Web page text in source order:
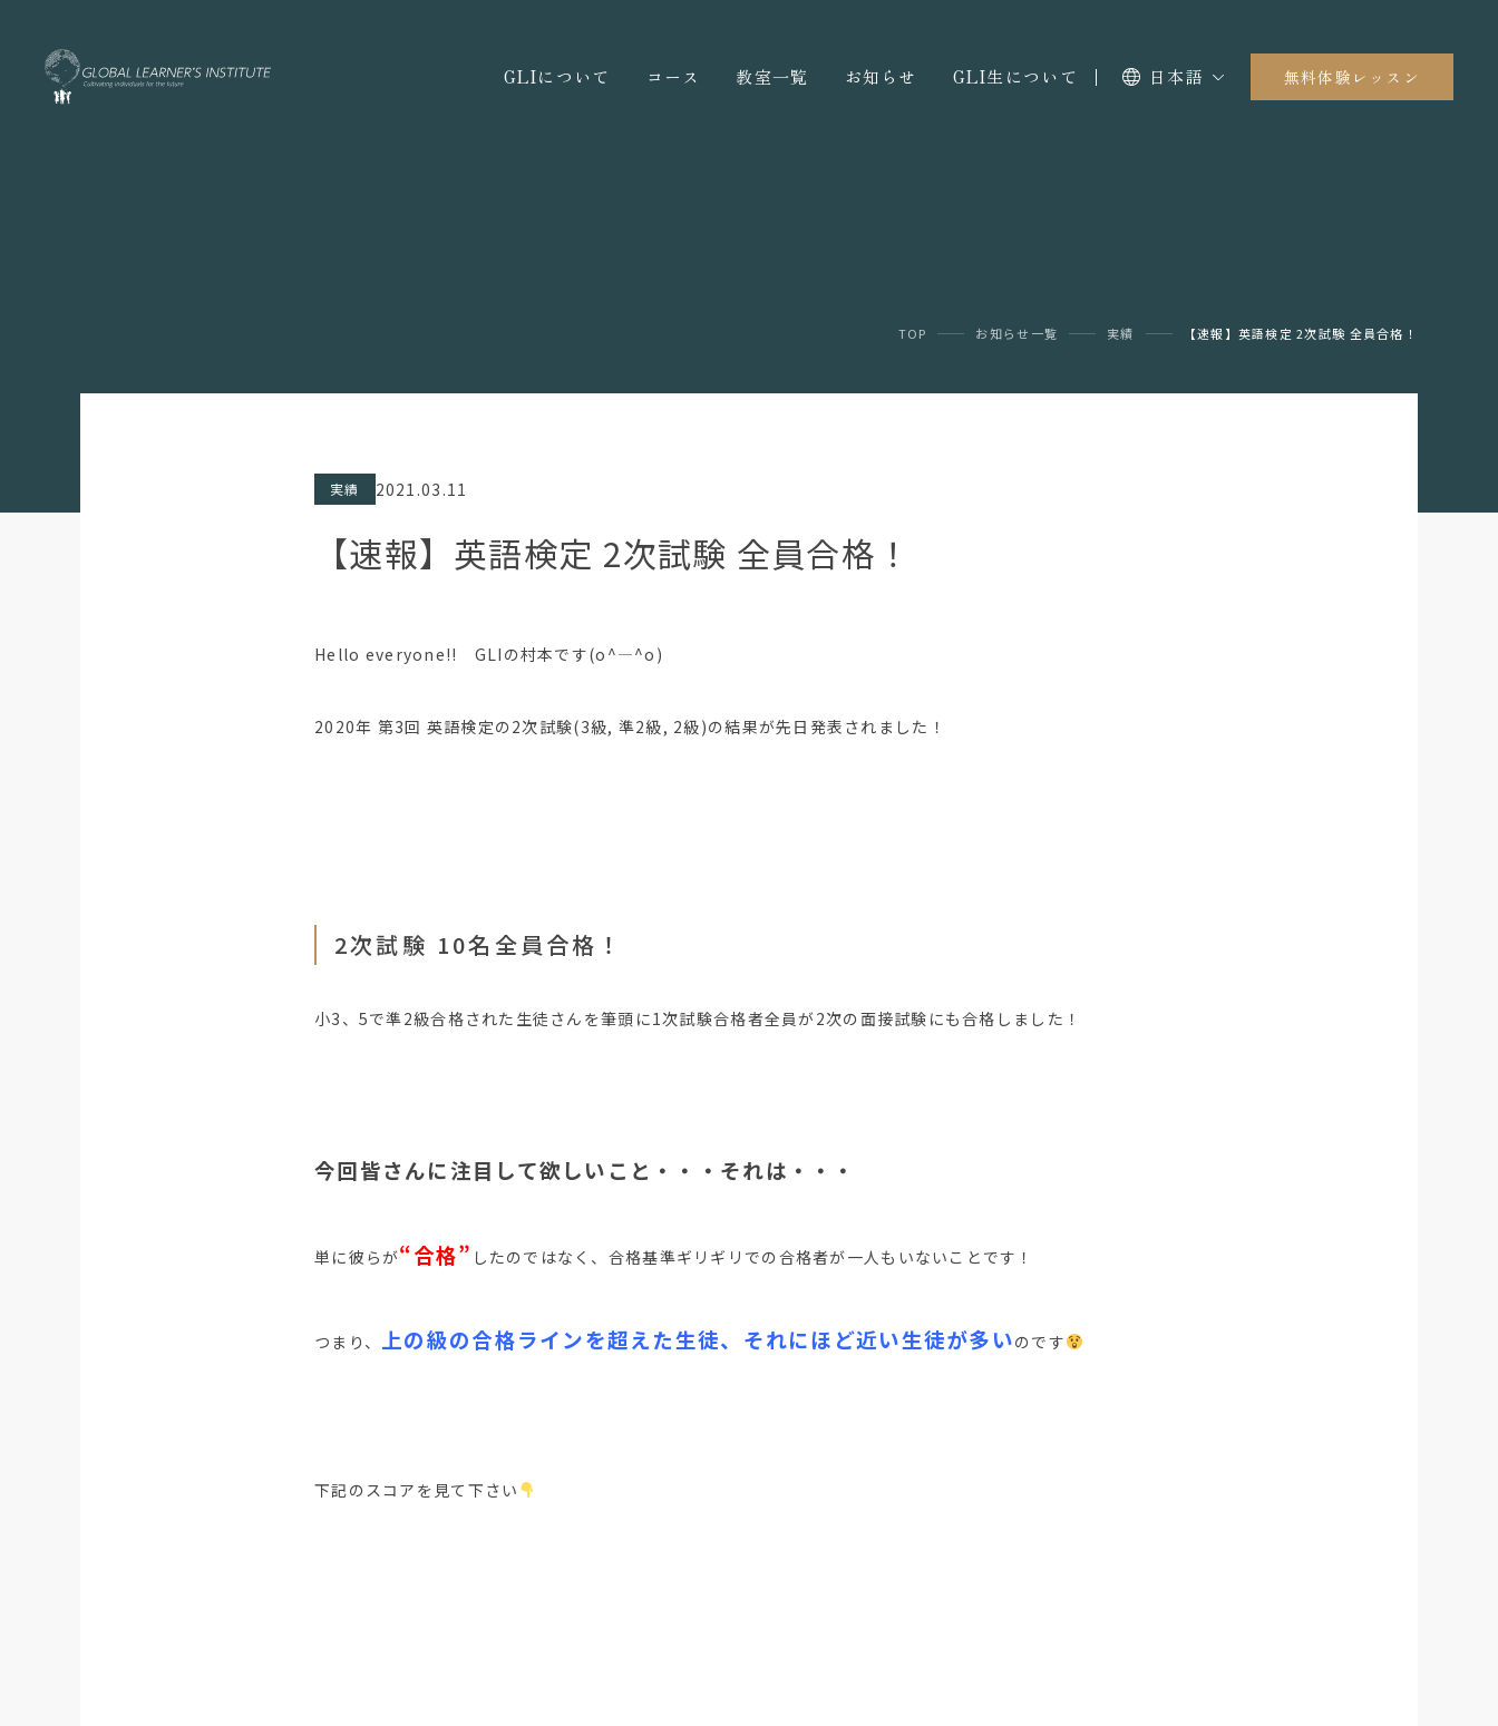
GLIについて コース 教室一覧 お知らせ GLI生について 日本語 無料体験レッスン
TOP お知らせ一覧 実績 【速報】英語検定 2次試験 全員合格！
実績 2021.03.11
【速報】英語検定 2次試験 全員合格！
Hello everyone!! GLIの村本です(o^―^o)
2020年 第3回 英語検定の2次試験(3級, 準2級, 2級)の結果が先日発表されました！
2次試験 10名全員合格！
小3、5で準2級合格された生徒さんを筆頭に1次試験合格者全員が2次の面接試験にも合格しました！
今回皆さんに注目して欲しいこと・・・それは・・・
単に彼らが“合格” したのではなく、合格基準ギリギリでの合格者が一人もいないことです！
つまり、上の級の合格ラインを超えた生徒、それにほど近い生徒が多いのです
下記のスコアを見て下さい